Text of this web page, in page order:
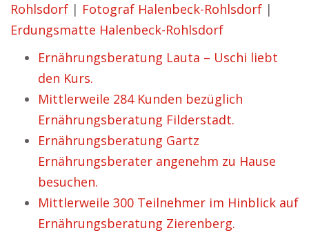
Rohlsdorf | Fotograf Halenbeck-Rohlsdorf |
Erdungsmatte Halenbeck-Rohlsdorf
Ernährungsberatung Lauta – Uschi liebt
den Kurs.
Mittlerweile 284 Kunden bezüglich
Ernährungsberatung Filderstadt.
Ernährungsberatung Gartz
Ernährungsberater angenehm zu Hause
besuchen.
Mittlerweile 300 Teilnehmer im Hinblick auf
Ernährungsberatung Zierenberg.